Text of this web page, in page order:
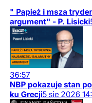
" Papież i msza
argument" - P. Lisicki
36:57
NBP pokazuje stan
ku Grecji5 sie 2026